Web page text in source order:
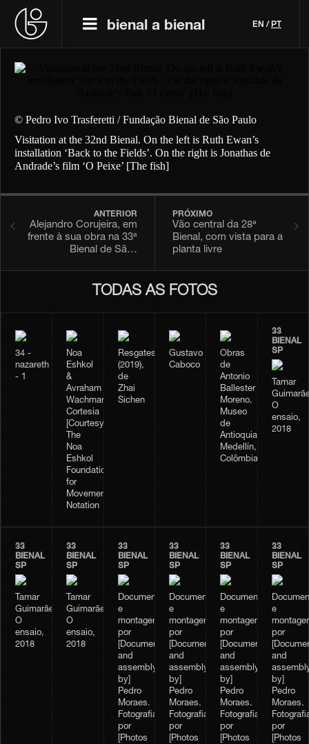
bienal a bienal EN / PT
© Pedro Ivo Trasferetti / Fundação Bienal de São Paulo
Visitation at the 32nd Bienal. On the left is Ruth Ewan’s
installation ‘Back to the Fields’. On the right is Jonathas de
Andrade’s film ‘O Peixe’ [The fish]
ANTERIOR
Alejandro Corujeira, em
frente à sua obra na 33ª
Bienal de Sã…
PRÓXIMO
Vão central da 28ª
Bienal, com vista para a
planta livre
TODAS AS FOTOS
34 -
nazareth
- 1
Noa
Eshkol
&
Avraham
Wachman
Cortesia
[Courtesy]:
The
Noa
Eshkol
Foundation
for
Movement
Notation
Resgates
(2019),
de
Zhai
Sichen
Gustavo
Caboco
Obras
de
Antonio
Ballester
Moreno.
Museo
de
Antioquia.
Medellín,
Colômbia.
33
BIENAL
SP
Tamar
O
ensaio,
2018
33
BIENAL
SP
Tamar
Guimarães,
O
ensaio,
2018
33
BIENAL
SP
Tamar
Guimarães,
O
ensaio,
2018
33
BIENAL
SP
Documentação
e
montagem
por
[Documentation
and
assembly
by]
Pedro
Moraes.
Fotografias
por
[Photos
33
BIENAL
SP
Documentação
e
montagem
por
[Documentation
and
assembly
by]
Pedro
Moraes.
Fotografias
por
[Photos
33
BIENAL
SP
Documentação
e
montagem
por
[Documentation
and
assembly
by]
Pedro
Moraes.
Fotografias
por
[Photos
33
BIENAL
SP
e
por
and
by]
Pedro
Moraes.
por
[Photos